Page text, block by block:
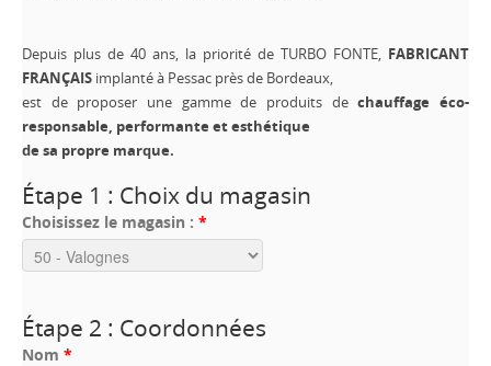
Depuis plus de 40 ans, la priorité de TURBO FONTE, FABRICANT
FRANÇAIS implanté à Pessac près de Bordeaux,
est de proposer une gamme de produits dechauffage éco-
responsable, performante et esthétique
de sa propre marque.
Étape 1 : Choix du magasin
Choisissez le magasin : *
Étape 2 : Coordonnées
Nom *